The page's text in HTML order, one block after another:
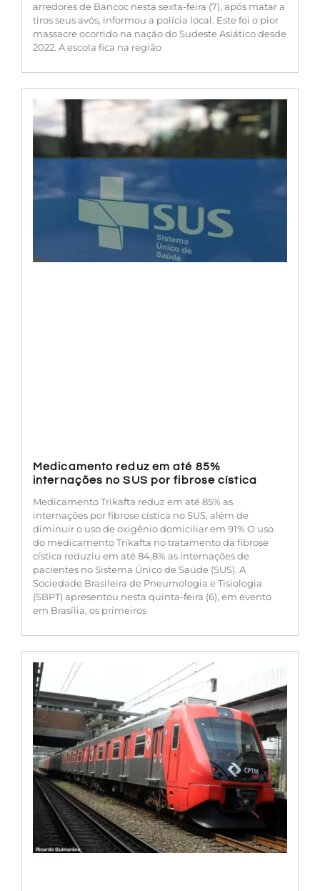
arredores de Bancoc nesta sexta-feira (7), após matar a
tiros seus avós, informou a polícia local. Este foi o pior
massacre ocorrido na nação do Sudeste Asiático desde
2022. A escola fica na região
Medicamento reduz em até 85%
internações no SUS por fibrose cística
Medicamento Trikafta reduz em até 85% as
internações por fibrose cística no SUS, além de
diminuir o uso de oxigênio domiciliar em 91% O uso
do medicamento Trikafta no tratamento da fibrose
cística reduziu em até 84,8% as internações de
pacientes no Sistema Único de Saúde (SUS). A
Sociedade Brasileira de Pneumologia e Tisiologia
(SBPT) apresentou nesta quinta-feira (6), em evento
em Brasília, os primeiros